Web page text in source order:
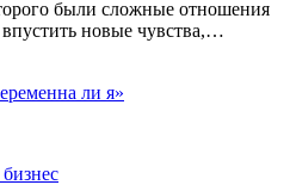
были сложные отношения
новые чувства,…
ли я»